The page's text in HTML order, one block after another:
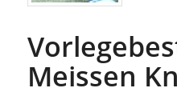
Meissen